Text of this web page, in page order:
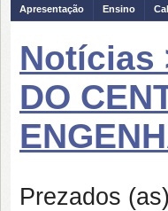
Apresentação Ensino
Notícias
DO
Prezados